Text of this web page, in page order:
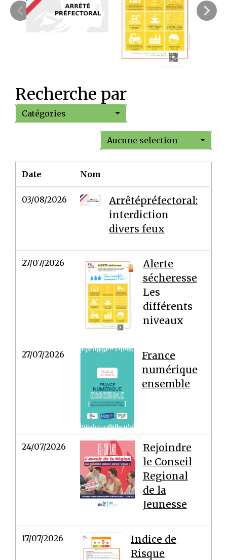
Recherche par
Catégories
Aucune selection
Date Nom
03/08/2026
Arrêtépréfectoral:
interdiction
divers feux
27/07/2026
Alerte
sécheresse
Les
différents
niveaux
27/07/2026
France
numérique
ensemble
24/07/2026
Rejoindre
le Conseil
Regional
de la
Jeunesse
17/07/2026
Indice de
Risque